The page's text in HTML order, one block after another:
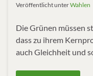
Veröffentlicht unterWahlen
Die Grünen müssen
dass zu ihrem
auch Gleichheit und